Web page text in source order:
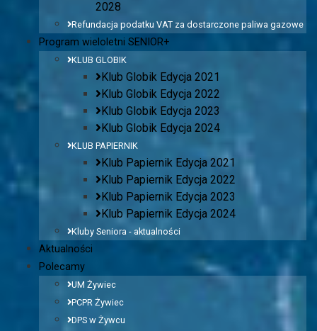
2028
Refundacja podatku VAT za dostarczone paliwa gazowe
Program wieloletni SENIOR+
KLUB GLOBIK
Klub Globik Edycja 2021
Klub Globik Edycja 2022
Klub Globik Edycja 2023
Klub Globik Edycja 2024
KLUB PAPIERNIK
Klub Papiernik Edycja 2021
Klub Papiernik Edycja 2022
Klub Papiernik Edycja 2023
Klub Papiernik Edycja 2024
Kluby Seniora - aktualności
Aktualności
Polecamy
UM Żywiec
PCPR Żywiec
DPS w Żywcu